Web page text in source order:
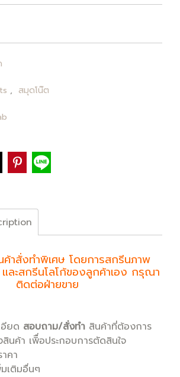
, สมุดโน๊ต
ค้าสั่งทำพิเศษ โดยการสกรีนภาพ
ละสกรีนโลโก้ของลูกค้าเอง กรุณา
ติดต่อฝ่ายขาย
อียด สอบถาม/สั่งทำ สินค้าที่ต้องการ
นค้า เพิื่อประกอบการตัดสินใจ
คา
เติมอื่นๆ